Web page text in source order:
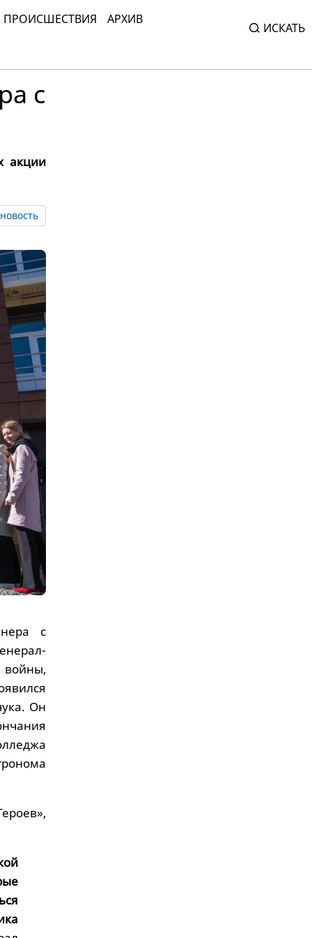
ПРОИСШЕСТВИЯ АРХИВ
ИСКАТЬ
с
акции
с
войны,
Он